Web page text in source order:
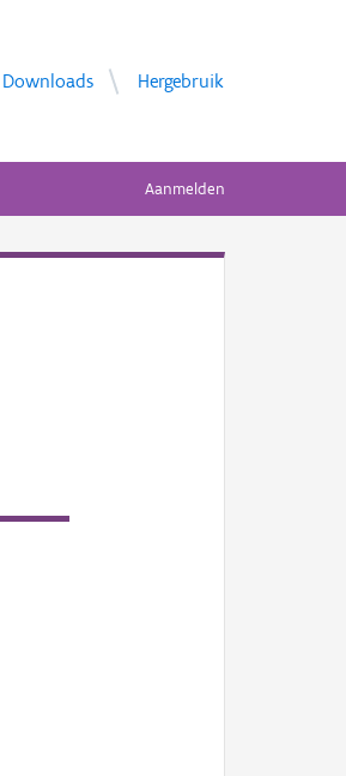
Downloads Hergebruik
Aanmelden